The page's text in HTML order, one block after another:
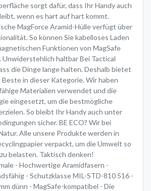
sorgt dafür, dass Ihr Handy auch
wenn es hart auf hart kommt.
MagForce Aramid-Hülle verfügt über
So können Sie kabelloses Laden
Funktionen von MagSafe
Unwiderstehlich haltbar Bei Tactical
die Dinge lange halten. Deshalb bietet
Beste in dieser Kategorie. Wir haben
Materialien verwendet und die
eingesetzt, um die bestmögliche
So bleibt Ihr Handy auch unter
sicher. BE ECO? Wir bei
Alle unsere Produkte werden in
verpackt, um die Umwelt so
belasten. Taktisch denken!
- Hochwertige Aramidfasern -
- Schutzklasse MIL-STD-810 516 -
dünn - MagSafe-kompatibel - Die